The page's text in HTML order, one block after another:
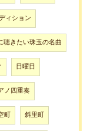
ィション
聴きたい珠玉の名曲
日曜日
ノ四重奏
町 斜里町